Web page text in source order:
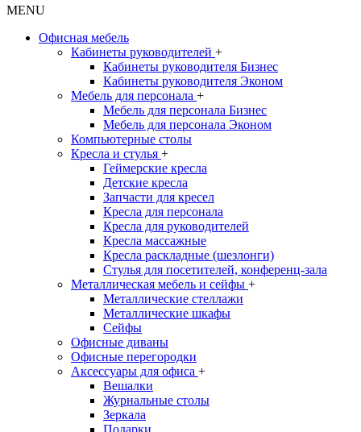
MENU
Офисная мебель
Кабинеты руководителей +
Кабинеты руководителя Бизнес
Кабинеты руководителя Эконом
Мебель для персонала +
Мебель для персонала Бизнес
Мебель для персонала Эконом
Компьютерные столы
Кресла и стулья +
Геймерские кресла
Детские кресла
Запчасти для кресел
Кресла для персонала
Кресла для руководителей
Кресла массажные
Кресла раскладные (шезлонги)
Стулья для посетителей, конференц-зала
Металлическая мебель и сейфы +
Металлические стеллажи
Металлические шкафы
Сейфы
Офисные диваны
Офисные перегородки
Аксессуары для офиса +
Вешалки
Журнальные столы
Зеркала
Подарки